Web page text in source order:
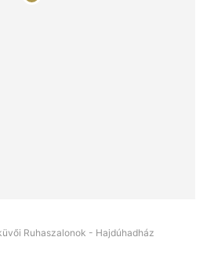
Ruhaszalonok - Hajdúhadház